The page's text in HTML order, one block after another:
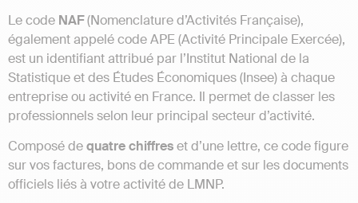
Le code NAF(Nomenclature d’Activités Française),
également appelé code APE (Activité Principale Exercée),
est un identifiant attribué par l’Institut National de la
Statistique et des Études Économiques (Insee) à chaque
entreprise ou activité en France. Il permet de classer les
professionnels selon leur principal secteur d’activité.
Composé dequatrechiffreset d’une lettre, ce code figure
sur vos factures, bons de commande et sur les documents
officiels liés à votre activité de LMNP.